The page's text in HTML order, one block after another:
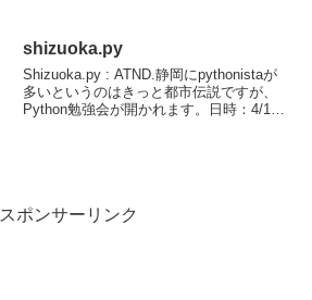
shizuoka.py
Shizuoka.py : ATND.静岡にpythonistaが
多いというのはきっと都市伝説ですが、
Python勉強会が開かれます。日時：4/13
スポンサーリンク